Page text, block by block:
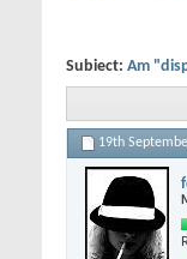
Subiect: Am
19th